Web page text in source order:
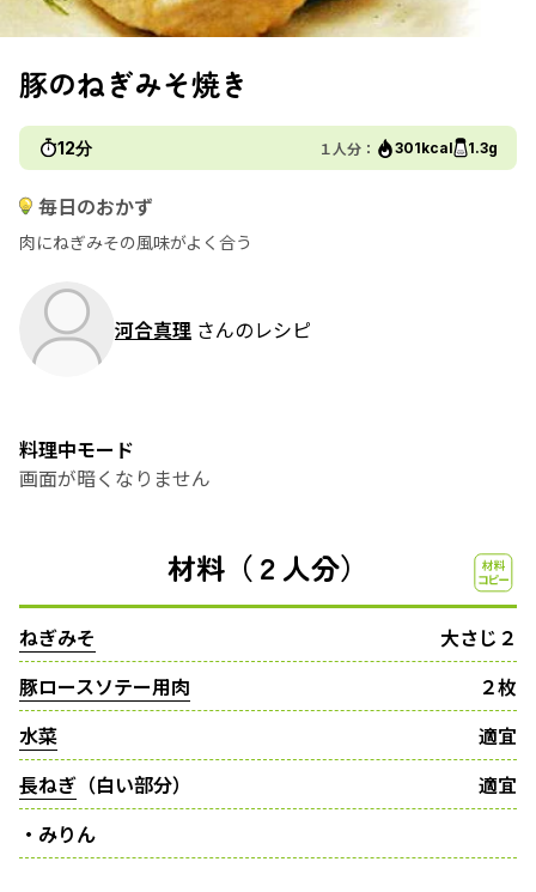
豚のねぎみそ焼き
12分 １人分： 301kcal 1.3g
毎日のおかず
肉にねぎみその風味がよく合う
河合真理 さんのレシピ
料理中モード
画面が暗くなりません
材料（２人分）
ねぎみそ
大さじ２
豚ロースソテー用肉
２枚
水菜
適宜
長ねぎ （白い部分）
適宜
・みりん